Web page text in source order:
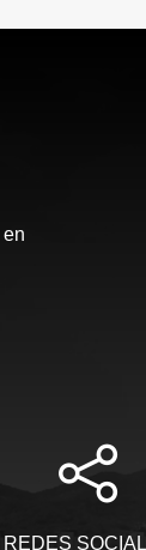
REDES